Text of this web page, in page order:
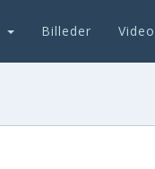
Billeder Video